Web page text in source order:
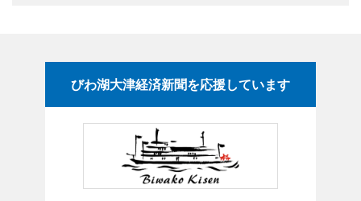
びわ湖大津経済新聞を応援しています